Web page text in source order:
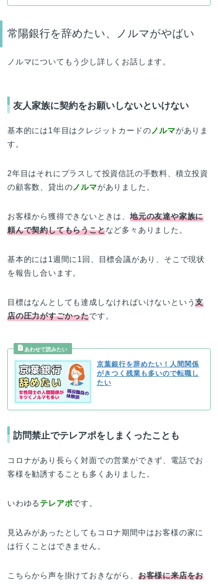
常陽銀行を辞めたい、ノルマがやばい
ノルマについてもう少し詳しくお話します。
友人家族に契約をお願いしないといけない
基本的には1年目はクレジットカードの ノルマがありま
す。
2年目はそれにプラスして投資信託の手数料、積立投資
の顧客数、貸出の ノルマがありました。
お客様から獲得できないときは、 地元の友達や家族に
頼んで契約してもらうことなど多々ありました。
基本的には1週間に1回、目標会議があり、そこで現状
を報告し合います。
目標はなんとしても達成しなければいけないという支
店の圧力がすごかったです。
京葉銀行を辞めたい！人間関係
がきつく残業も多いので転職し
たい
訪問禁止でテレアポをしまくったことも
コロナがあり長らく対面での営業ができず、電話でお
客様を勧誘することも多くありました。
いわゆる テレアポです。
見込みがあったとしてもコロナ期間中はお客様の家に
は行くことはできません。
こちらから声を掛けておきながら、 お客様に来店をお